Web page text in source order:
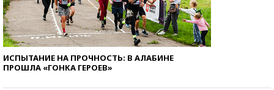
ИСПЫТАНИЕ НА ПРОЧНОСТЬ: В АЛАБИНЕ
ПРОШЛА «ГОНКА ГЕРОЕВ»